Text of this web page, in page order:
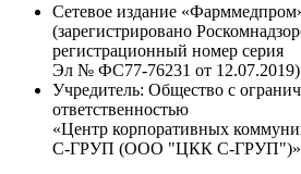
Сетевое издание
(зарегистрировано
регистрационный номер серия
Эл № ФС77-76231 от 12.07.2019)
Учредитель: Общество с
ответственностью
«Центр корпоративных
С-ГРУП (ООО "ЦКК С-ГРУП")»